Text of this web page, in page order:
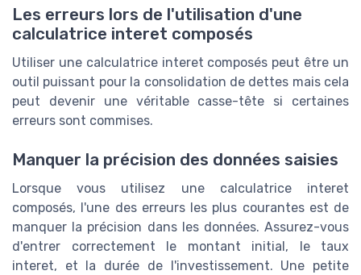
Les erreurs lors de l'utilisation d'une
calculatrice interet composés
Utiliser une calculatrice interet composés peut être un
outil puissant pour la consolidation de dettes mais cela
peut devenir une véritable casse-tête si certaines
erreurs sont commises.
Manquer la précision des données saisies
Lorsque vous utilisez une calculatrice interet
composés, l'une des erreurs les plus courantes est de
manquer la précision dans les données. Assurez-vous
d'entrer correctement le montant initial, le taux
interet, et la durée de l'investissement. Une petite